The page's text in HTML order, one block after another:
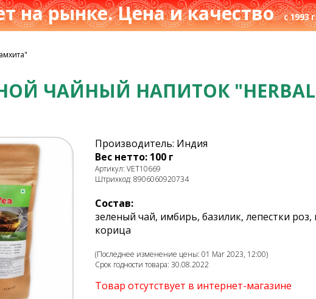
на рынке. Цена и качествос 1993
ЧАЙНЫЙ НАПИТОК
Производитель: Индия
Вес нетто: 100 г
Артикул: VET10669
Штрихкод: 8906060920734
Состав:
зеленый чай, имбирь, базилик, лепестки
корица
(Последнее изменение цены: 01 Mar 2023, 12:00)
Срок годности товара: 30.08.2022
Товар отсутствует в интернет-магазине